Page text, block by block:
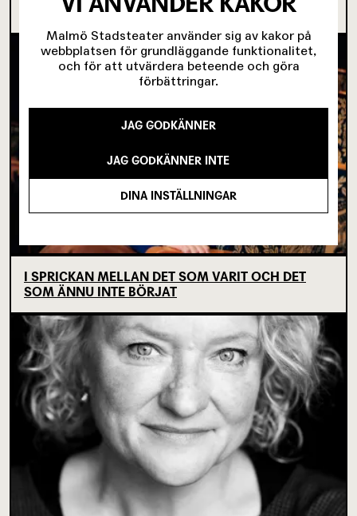
KÖPENHAMNSTRILOGIN
I SPRICKAN MELLAN DET SOM VARIT OCH DET
SOM ÄNNU INTE BÖRJAT
Malmö Stadsteater använder sig av kakor på
webbplatsen för grundläggande funktionalitet,
och för att utvärdera beteende och göra
förbättringar.
JAG GODKÄNNER
JAG GODKÄNNER INTE
DINA INSTÄLLNINGAR